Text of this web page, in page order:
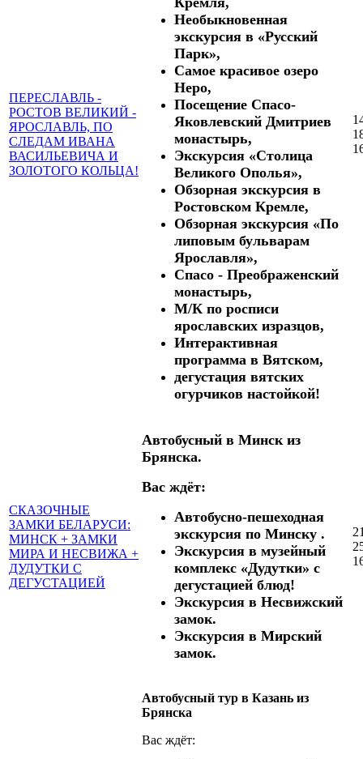
ПЕРЕСЛАВЛЬ -
РОСТОВ ВЕЛИКИЙ -
ЯРОСЛАВЛЬ, ПО
СЛЕДАМ ИВАНА
ВАСИЛЬЕВИЧА И
ЗОЛОТОГО КОЛЬЦА!
Необыкновенная
экскурсия в «Русский
Парк»,
Самое красивое озеро
Неро,
Посещение Спасо-
Яковлевский Дмитриев
монастырь,
Экскурсия «Столица
Великого Ополья»,
Обзорная экскурсия в
Ростовском Кремле,
Обзорная экскурсия «По
липовым бульварам
Ярославля»,
Спасо - Преображенский
монастырь,
М/К по росписи
ярославских изразцов,
Интерактивная
программа в Вятском,
дегустация вятских
огурчиков настойкой!
СКАЗОЧНЫЕ
ЗАМКИ БЕЛАРУСИ:
МИНСК + ЗАМКИ
МИРА И НЕСВИЖА +
ДУДУТКИ С
ДЕГУСТАЦИЕЙ
Автобусный в Минск из
Брянска.
Вас ждёт:
Автобусно-пешеходная
экскурсия по Минску .
Экскурсия в музейный
комплекс «Дудутки» с
дегустацией блюд!
Экскурсия в Несвижский
замок.
Экскурсия в Мирский
замок.
Автобусный тур в Казань из
Брянска
Вас ждёт: